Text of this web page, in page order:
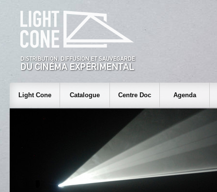
Light Cone Catalogue Centre Doc Agenda